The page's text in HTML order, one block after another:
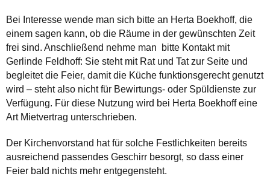
Bei Interesse wende man sich bitte an Herta Boekhoff, die
einem sagen kann, ob die Räume in der gewünschten Zeit
frei sind. Anschließend nehme man bitte Kontakt mit
Gerlinde Feldhoff: Sie steht mit Rat und Tat zur Seite und
begleitet die Feier, damit die Küche funktionsgerecht genutzt
wird – steht also nicht für Bewirtungs- oder Spüldienste zur
Verfügung. Für diese Nutzung wird bei Herta Boekhoff eine
Art Mietvertrag unterschrieben.
Der Kirchenvorstand hat für solche Festlichkeiten bereits
ausreichend passendes Geschirr besorgt, so dass einer
Feier bald nichts mehr entgegensteht.